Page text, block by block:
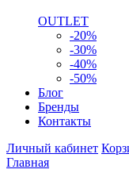
OUTLET
-20%
-30%
-40%
-50%
Блог
Бренды
Контакты
Личный кабинет
Главная